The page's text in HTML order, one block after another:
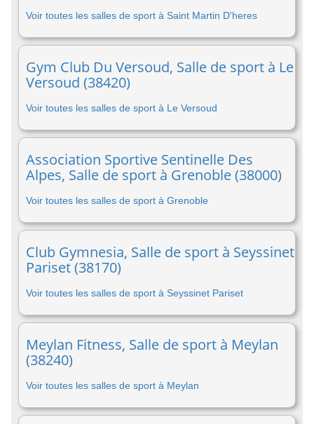
Voir toutes les salles de sport à Saint Martin D'heres
Gym Club Du Versoud, Salle de sport à Le
Versoud (38420)
Voir toutes les salles de sport à Le Versoud
Association Sportive Sentinelle Des
Alpes, Salle de sport à Grenoble (38000)
Voir toutes les salles de sport à Grenoble
Club Gymnesia, Salle de sport à Seyssinet
Pariset (38170)
Voir toutes les salles de sport à Seyssinet Pariset
Meylan Fitness, Salle de sport à Meylan
(38240)
Voir toutes les salles de sport à Meylan